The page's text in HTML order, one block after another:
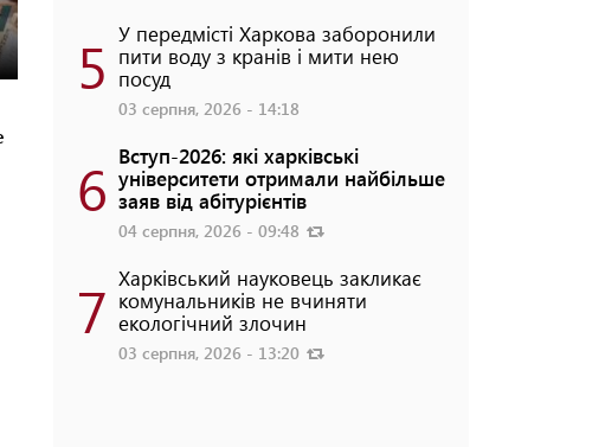
5 У передмісті Харкова заборонили
пити воду з кранів і мити нею
посуд
03 серпня, 2026 - 14:18
6 Вступ-2026: які харківські
університети отримали найбільше
заяв від абітурієнтів
04 серпня, 2026 - 09:48
7 Харківський науковець закликає
комунальників не вчиняти
екологічний злочин
03 серпня, 2026 - 13:20